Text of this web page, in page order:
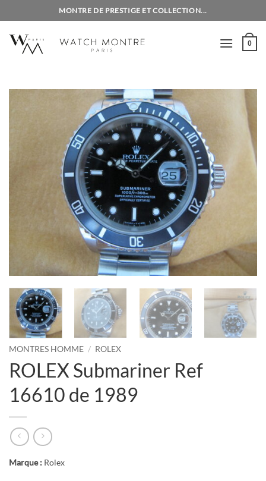
au
contenu
MONTRE DE PRESTIGE ET COLLECTION...
0
MONTRES HOMME / ROLEX
ROLEX Submariner Ref
16610 de 1989
Marque : Rolex